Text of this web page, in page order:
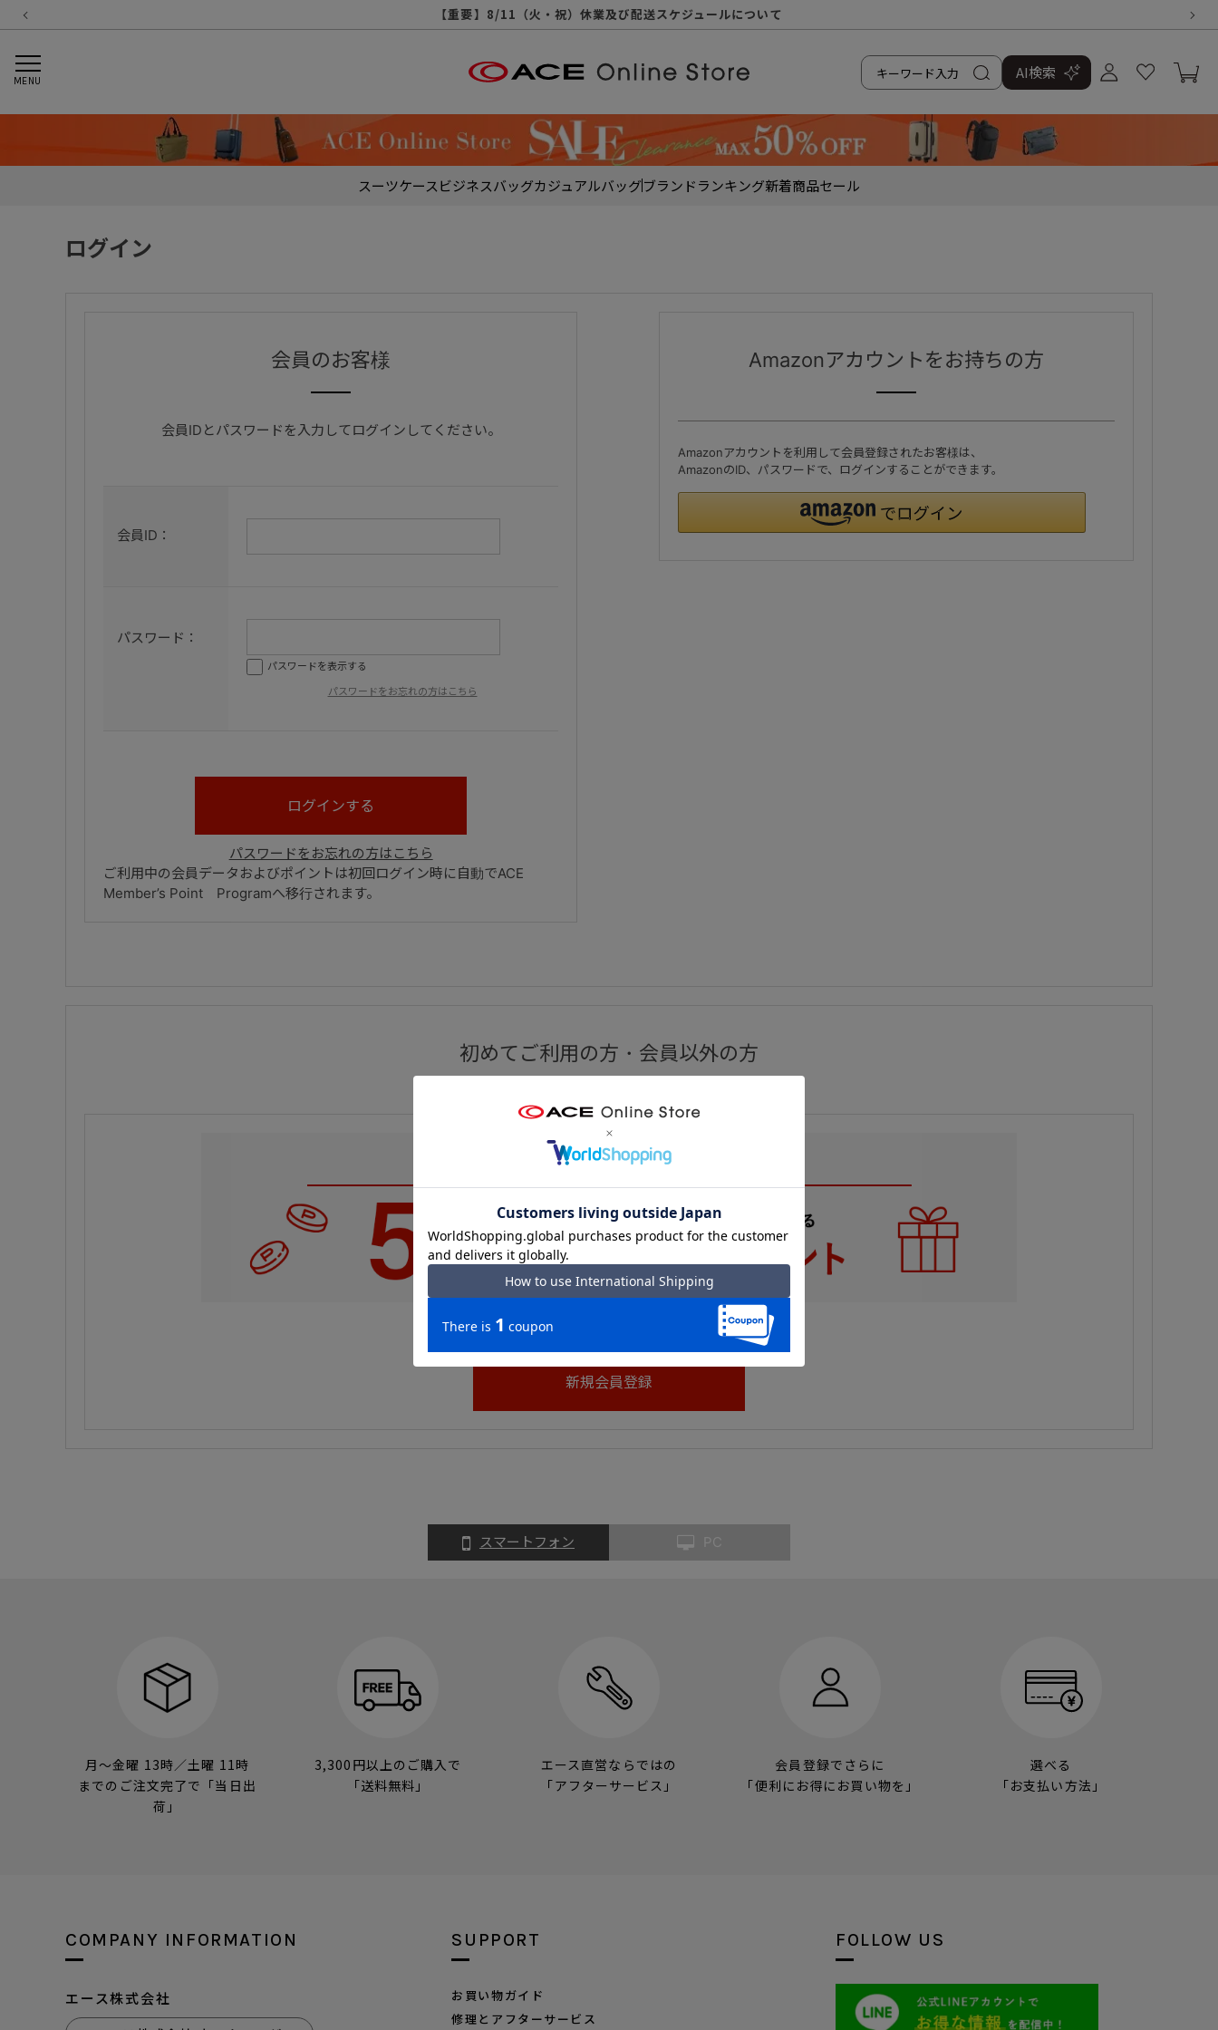
【重要】8/11（火・祝）休業及び配送スケジュールについて
【重要】令和８年熊本地震に伴う配送への影響について
【重要】納品書・領収書ペーパーレス化（電子化）のお知らせ
【重要】天候不良や交通状況・物量増等に伴う配送への影響について
【重要】悪質な詐欺サイトにご注意ください
【重要】各種メールが届かない場合に関しまして
【重要】お問い合わせのご対応に関しまして
【重要】SNSのなりすまし詐欺にご注意ください
MENU AI検索
スーツケースビジネスバッグカジュアルバッグブランドランキング新着商品セール
ログイン
会員のお客様
会員IDとパスワードを入力してログインしてください。
会員ID：
パスワード：
パスワードを表示する
パスワードをお忘れの方はこちら
パスワードをお忘れの方はこちら
ご利用中の会員データおよびポイントは初回ログイン時に自動でACE
Member’s Point Programへ移行されます。
Amazonアカウントをお持ちの方
Amazonアカウントを利用して会員登録されたお客様は、
AmazonのID、パスワードで、ログインすることができます。
初めてご利用の方・会員以外の方
スマートフォン PC
月～金曜 13時／土曜 11時
までのご注文完了で「当日出
荷」
3,300円以上のご購入で
「送料無料」
エース直営ならではの
「アフターサービス」
会員登録でさらに
「便利にお得にお買い物を」
選べる
「お支払い方法」
COMPANY INFORMATION
エース株式会社
SUPPORT
お買い物ガイド
修理とアフターサービス
FOLLOW US